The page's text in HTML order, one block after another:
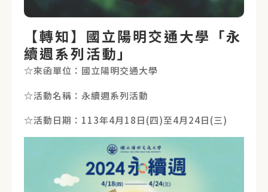
【轉知】國立陽明交通大學「永
續週系列活動」
☆來函單位：國立陽明交通大學
☆活動名稱：永續週系列活動
☆活動日期：113年4月18日(四)至4月24日(三)